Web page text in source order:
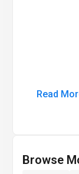
Read
Browse